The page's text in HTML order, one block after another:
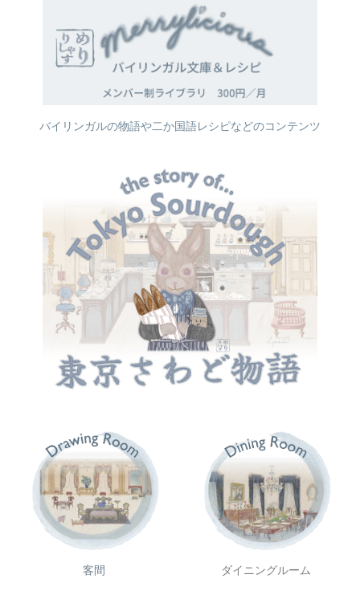
バイリンガルの物語や二か国語レシピなどのコンテンツ
客間 ダイニングルーム